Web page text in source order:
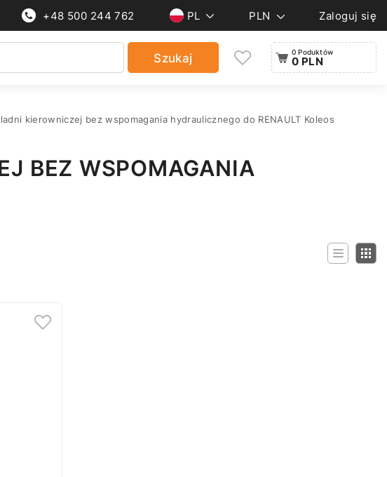
+48 500 244 762 PL PLN Zaloguj się
Szukaj 0 Poduktów
0 PLN
kierowniczej bez wspomagania hydraulicznego do RENAULT Koleos
BEZ WSPOMAGANIA